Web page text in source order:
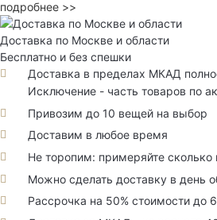
подробнее >>
Доставка по Москве и области
Бесплатно и без спешки
Доставка в пределах МКАД
Исключение - часть товаров по
Привозим до 10 вещей на выбор
Доставим в любое время
Не торопим: примеряйте сколько
Можно сделать доставку в день
Рассрочка на 50% стоимости до